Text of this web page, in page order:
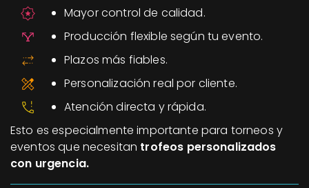
Mayor control de calidad.
Producción flexible según tu evento.
Plazos más fiables.
Personalización real por cliente.
Atención directa y rápida.
Esto es especialmente importante para torneos y
eventos que necesitan trofeos personalizados
con urgencia.